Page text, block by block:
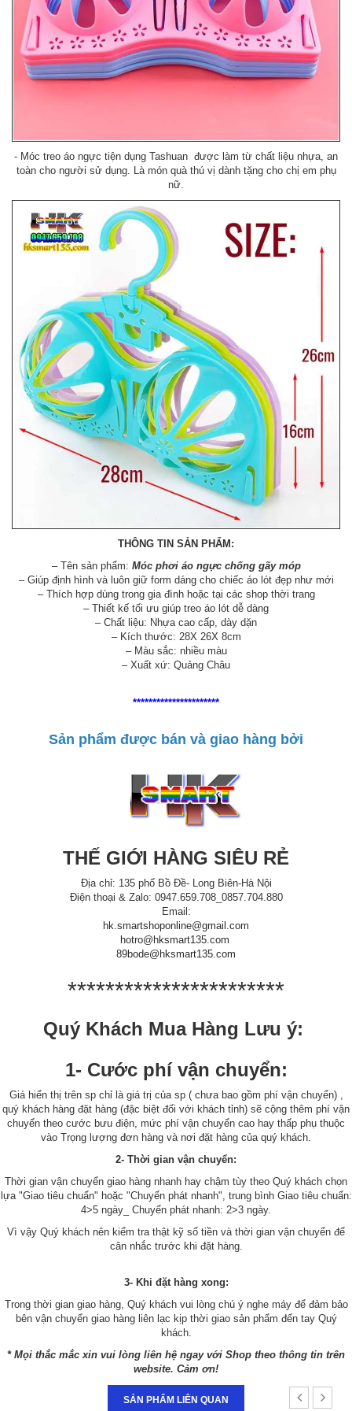
- Móc treo áo ngực tiện dụng Tashuan được làm từ chất liệu nhựa, an
toàn cho người sử dụng. Là món quà thú vị dành tặng cho chị em phụ
nữ.
THÔNG TIN SẢN PHẨM:
– Tên sản phẩm: Móc phơi áo ngực chống gãy móp
– Giúp định hình và luôn giữ form dáng cho chiếc áo lót đẹp như mới
– Thích hợp dùng trong gia đình hoặc tại các shop thời trang
– Thiết kế tối ưu giúp treo áo lót dễ dàng
– Chất liệu: Nhựa cao cấp, dày dặn
– Kích thước: 28X 26X 8cm
– Màu sắc: nhiều màu
– Xuất xứ: Quảng Châu
**********************
Sản phẩm được bán và giao hàng bởi
THẾ GIỚI HÀNG SIÊU RẺ
Địa chỉ: 135 phố Bồ Đề- Long Biên-Hà Nội
Điện thoại & Zalo: 0947.659.708_0857.704.880
Email:
hk.smartshoponline@gmail.com
hotro@hksmart135.com
89bode@hksmart135.com
***********************
Quý Khách Mua Hàng Lưu ý:
1- Cước phí vận chuyển:
Giá hiển thị trên sp chỉ là giá trị của sp ( chưa bao gồm phí vận chuyển) ,
quý khách hàng đặt hàng (đặc biệt đối với khách tỉnh) sẽ cộng thêm phí vận
chuyển theo cước bưu điện, mức phí vận chuyển cao hay thấp phụ thuộc
vào Trọng lượng đơn hàng và nơi đặt hàng của quý khách.
2- Thời gian vận chuyển:
Thời gian vận chuyển giao hàng nhanh hay chậm tùy theo Quý khách chọn
lựa "Giao tiêu chuẩn" hoặc "Chuyển phát nhanh", trung bình Giao tiêu chuẩn:
4>5 ngày_ Chuyển phát nhanh: 2>3 ngày.
Vì vậy Quý khách nên kiểm tra thật kỹ số tiền và thời gian vận chuyển để
cân nhắc trước khi đặt hàng.
3- Khi đặt hàng xong:
Trong thời gian giao hàng, Quý khách vui lòng chú ý nghe máy để đảm bảo
bên vận chuyển giao hàng liên lạc kịp thời giao sản phẩm đến tay Quý
khách.
* Mọi thắc mắc xin vui lòng liên hệ ngay với Shop theo thông tin trên
website. Cảm ơn!
SẢN PHẨM LIÊN QUAN